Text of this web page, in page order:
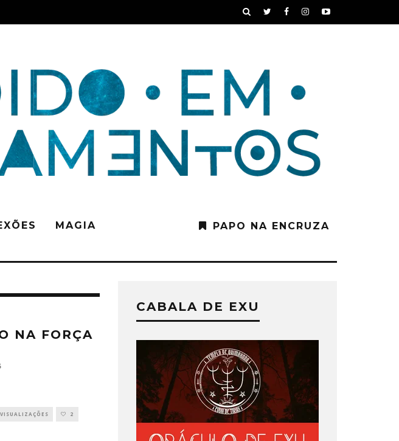
MAGIA PAPO NA ENCRUZA
NA FORÇA
2
CABALA DE EXU